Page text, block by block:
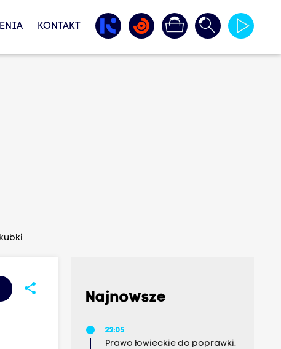
KONTAKT
share
Najnowsze
22:05
Prawo łowieckie do poprawki.